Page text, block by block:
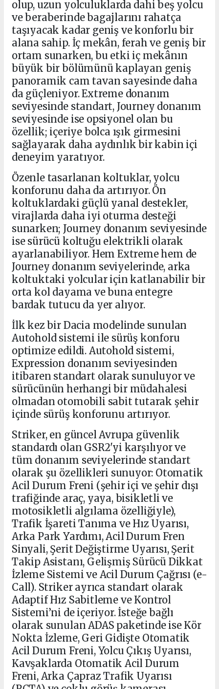
olup, uzun yolculuklarda dahi beş yolcu
ve beraberinde bagajlarını rahatça
taşıyacak kadar geniş ve konforlu bir
alana sahip. İç mekân, ferah ve geniş bir
ortam sunarken, bu etki iç mekânın
büyük bir bölümünü kaplayan geniş
panoramik cam tavan sayesinde daha
da güçleniyor. Extreme donanım
seviyesinde standart, Journey donanım
seviyesinde ise opsiyonel olan bu
özellik; içeriye bolca ışık girmesini
sağlayarak daha aydınlık bir kabin içi
deneyim yaratıyor.
Özenle tasarlanan koltuklar, yolcu
konforunu daha da artırıyor. Ön
koltuklardaki güçlü yanal destekler,
virajlarda daha iyi oturma desteği
sunarken; Journey donanım seviyesinde
ise sürücü koltuğu elektrikli olarak
ayarlanabiliyor. Hem Extreme hem de
Journey donanım seviyelerinde, arka
koltuktaki yolcular için katlanabilir bir
orta kol dayama ve buna entegre
bardak tutucu da yer alıyor.
İlk kez bir Dacia modelinde sunulan
Autohold sistemi ile sürüş konforu
optimize edildi. Autohold sistemi,
Expression donanım seviyesinden
itibaren standart olarak sunuluyor ve
sürücünün herhangi bir müdahalesi
olmadan otomobili sabit tutarak şehir
içinde sürüş konforunu artırıyor.
Striker, en güncel Avrupa güvenlik
standardı olan GSR2'yi karşılıyor ve
tüm donanım seviyelerinde standart
olarak şu özellikleri sunuyor: Otomatik
Acil Durum Freni (şehir içi ve şehir dışı
trafiğinde araç, yaya, bisikletli ve
motosikletli algılama özelliğiyle),
Trafik İşareti Tanıma ve Hız Uyarısı,
Arka Park Yardımı, Acil Durum Fren
Sinyali, Şerit Değiştirme Uyarısı, Şerit
Takip Asistanı, Gelişmiş Sürücü Dikkat
İzleme Sistemi ve Acil Durum Çağrısı (e-
Call). Striker ayrıca standart olarak
Adaptif Hız Sabitleme ve Kontrol
Sistemi’ni de içeriyor. İsteğe bağlı
olarak sunulan ADAS paketinde ise Kör
Nokta İzleme, Geri Gidişte Otomatik
Acil Durum Freni, Yolcu Çıkış Uyarısı,
Kavşaklarda Otomatik Acil Durum
Freni, Arka Çapraz Trafik Uyarısı